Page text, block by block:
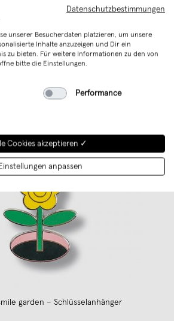
garden – Schlüsselanhänger
Datenschutzbestimmungen
unserer Besucherdaten platzieren, um unsere
Inhalte anzuzeigen und Dir ein
zu bieten. Für weitere Informationen zu den von
bitte die Einstellungen.
Performance
Cookies akzeptieren ✓
Einstellungen anpassen